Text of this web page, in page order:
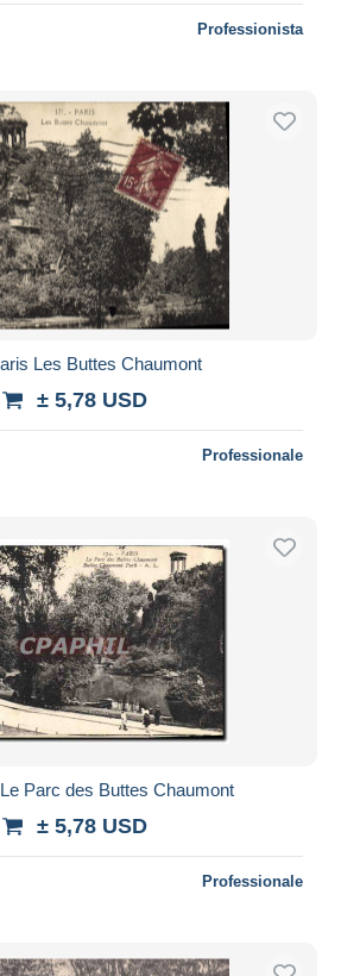
Professionista
Les Buttes Chaumont
± 5,78 USD
Professionale
Parc des Buttes Chaumont
± 5,78 USD
Professionale